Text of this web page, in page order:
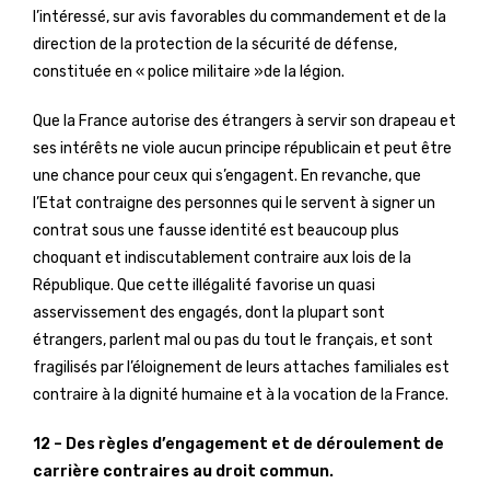
l’intéressé, sur avis favorables du commandement et de la
direction de la protection de la sécurité de défense,
constituée en « police militaire »de la légion.
Que la France autorise des étrangers à servir son drapeau et
ses intérêts ne viole aucun principe républicain et peut être
une chance pour ceux qui s’engagent. En revanche, que
l’Etat contraigne des personnes qui le servent à signer un
contrat sous une fausse identité est beaucoup plus
choquant et indiscutablement contraire aux lois de la
République. Que cette illégalité favorise un quasi
asservissement des engagés, dont la plupart sont
étrangers, parlent mal ou pas du tout le français, et sont
fragilisés par l’éloignement de leurs attaches familiales est
contraire à la dignité humaine et à la vocation de la France.
12 – Des règles d’engagement et de déroulement de
carrière contraires au droit commun.